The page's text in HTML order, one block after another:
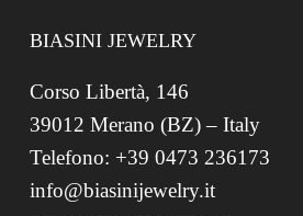
BIASINI JEWELRY
Corso Libertà, 146
39012 Merano (BZ) – Italy
Telefono: +39 0473 236173
info@biasinijewelry.it